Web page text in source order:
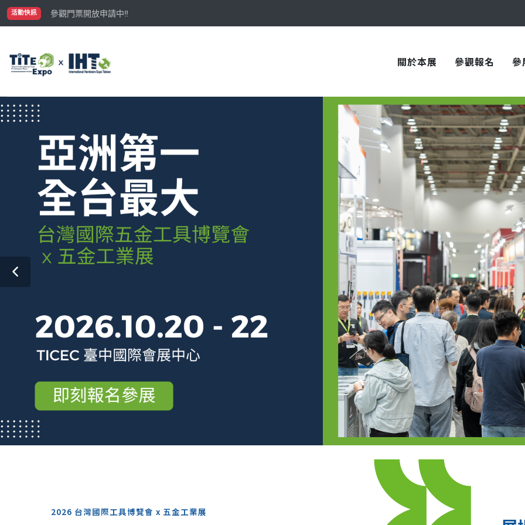
活動快訊
參觀門票開放申請中‼️
最大規模台灣五金展TiTE x IHT，2026/10/20-22與您在臺中國際會展中心再次相見！
關於本展 參觀報名 參
2026 台灣國際工具博覽會 x 五金工業展